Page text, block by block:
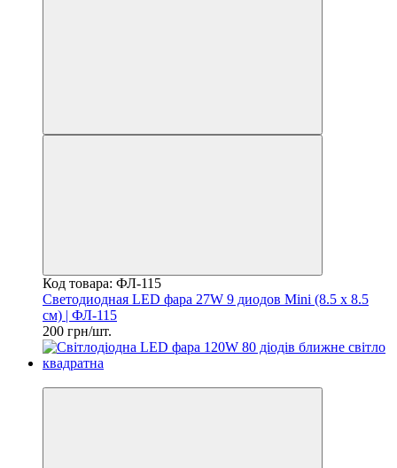
Код товара: ФЛ-115
Светодиодная LED фара 27W 9 диодов Mini (8.5 х 8.5
см) | ФЛ-115
200 грн/шт.